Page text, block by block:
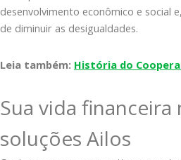
desenvolvimento econômico e social
de diminuir as desigualdades.
Leia também: História do
Sua vida financeira
soluções Ailos